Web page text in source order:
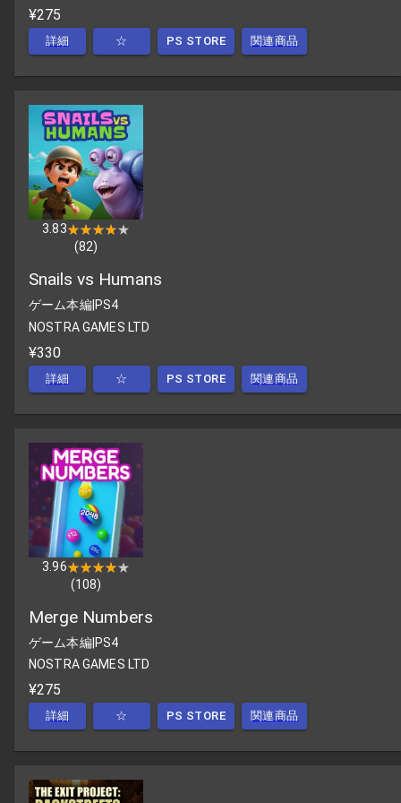
¥275
詳細 ☆ PS STORE 関連商品
3.83★★★★★
★★★★★
(82)
Snails vs Humans
ゲーム本編| PS4
NOSTRA GAMES LTD
¥330
詳細 ☆ PS STORE 関連商品
3.96★★★★★
★★★★★
(108)
Merge Numbers
ゲーム本編|PS4
NOSTRA GAMES LTD
¥275
詳細 ☆ PS STORE 関連商品